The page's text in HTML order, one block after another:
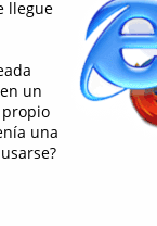
llegue
un
una